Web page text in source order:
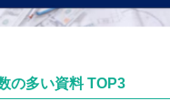
の多い資料 TOP3